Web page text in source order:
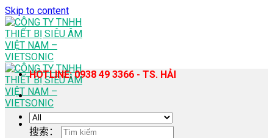
Skip to content
HOTLINE: 0938 49 3366 - TS. HẢI
搜索：